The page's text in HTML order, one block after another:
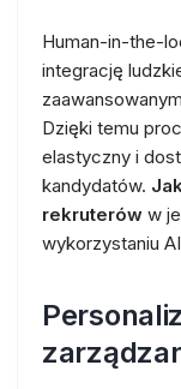
Human-in-the-
integrację
Dzięki temu
elastyczny i
kandydatów.
rekruterów w
wykorzystaniu